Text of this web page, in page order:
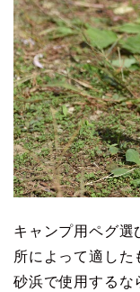
キャンプ用ペグ選
所によって適した
砂浜で使用するな